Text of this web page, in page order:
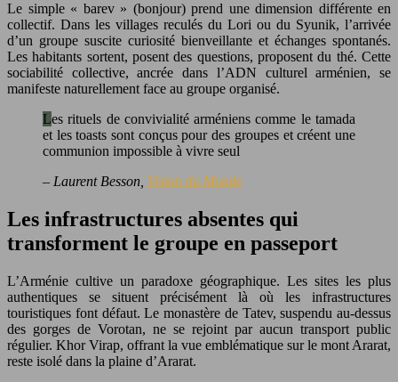
Le simple « barev » (bonjour) prend une dimension différente en
collectif. Dans les villages reculés du Lori ou du Syunik, l’arrivée
d’un groupe suscite curiosité bienveillante et échanges spontanés.
Les habitants sortent, posent des questions, proposent du thé. Cette
sociabilité collective, ancrée dans l’ADN culturel arménien, se
manifeste naturellement face au groupe organisé.
Les rituels de convivialité arméniens comme le tamada
et les toasts sont conçus pour des groupes et créent une
communion impossible à vivre seul
– Laurent Besson, Vision du Monde
Les infrastructures absentes qui
transforment le groupe en passeport
L’Arménie cultive un paradoxe géographique. Les sites les plus
authentiques se situent précisément là où les infrastructures
touristiques font défaut. Le monastère de Tatev, suspendu au-dessus
des gorges de Vorotan, ne se rejoint par aucun transport public
régulier. Khor Virap, offrant la vue emblématique sur le mont Ararat,
reste isolé dans la plaine d’Ararat.